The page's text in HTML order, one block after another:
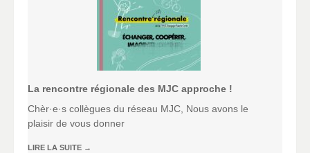
La rencontre régionale des MJC approche !
Chèr·e·s collègues du réseau MJC, Nous avons le
plaisir de vous donner
LIRE LA SUITE →